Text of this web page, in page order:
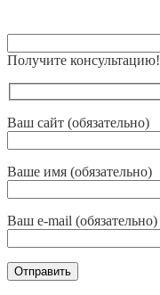
Получите консультацию!
Ваш сайт (обязательно)
Ваше имя (обязательно)
Ваш e-mail (обязательно)